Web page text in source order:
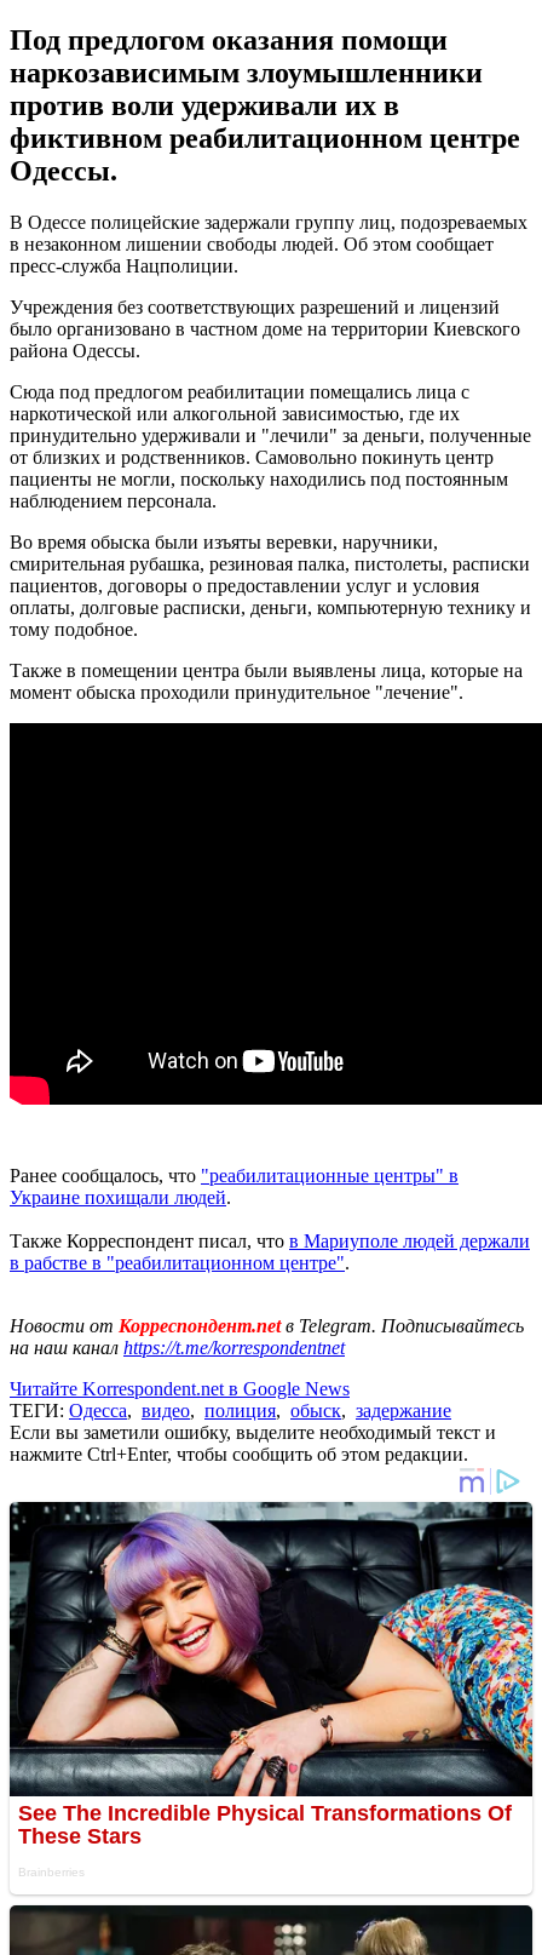
Под предлогом оказания помощи
наркозависимым злоумышленники
против воли удерживали их в
фиктивном реабилитационном центре
Одессы.
В Одессе полицейские задержали группу лиц, подозреваемых
в незаконном лишении свободы людей. Об этом сообщает
пресс-служба Нацполиции.
Учреждения без соответствующих разрешений и лицензий
было организовано в частном доме на территории Киевского
района Одессы.
Сюда под предлогом реабилитации помещались лица с
наркотической или алкогольной зависимостью, где их
принудительно удерживали и "лечили" за деньги, полученные
от близких и родственников. Самовольно покинуть центр
пациенты не могли, поскольку находились под постоянным
наблюдением персонала.
Во время обыска были изъяты веревки, наручники,
смирительная рубашка, резиновая палка, пистолеты, расписки
пациентов, договоры о предоставлении услуг и условия
оплаты, долговые расписки, деньги, компьютерную технику и
тому подобное.
Также в помещении центра были выявлены лица, которые на
момент обыска проходили принудительное "лечение".
Ранее сообщалось, что "реабилитационные центры" в
Украине похищали людей.
Также Корреспондент писал, что в Мариуполе людей держали
в рабстве в "реабилитационном центре".
Новости от Корреспондент.netв Telegram. Подписывайтесь
на наш канал https://t.me/korrespondentnet
Читайте Korrespondent.net в Google News
ТЕГИ: Одесса, видео, полиция, обыск, задержание
Если вы заметили ошибку, выделите необходимый текст и
нажмите Ctrl+Enter, чтобы сообщить об этом редакции.